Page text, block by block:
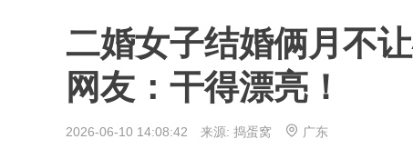
二婚女子结婚俩月不
网友：干得漂亮！
2026-06-10 14:08:42 来源: 捣蛋窝 广东